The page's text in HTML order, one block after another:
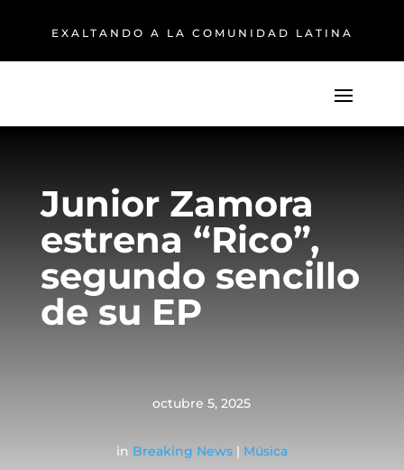
EXALTANDO A LA COMUNIDAD LATINA
Junior Zamora
estrena “Rico”,
segundo sencillo
de su EP
octubre 5, 2025
in Breaking News| Música